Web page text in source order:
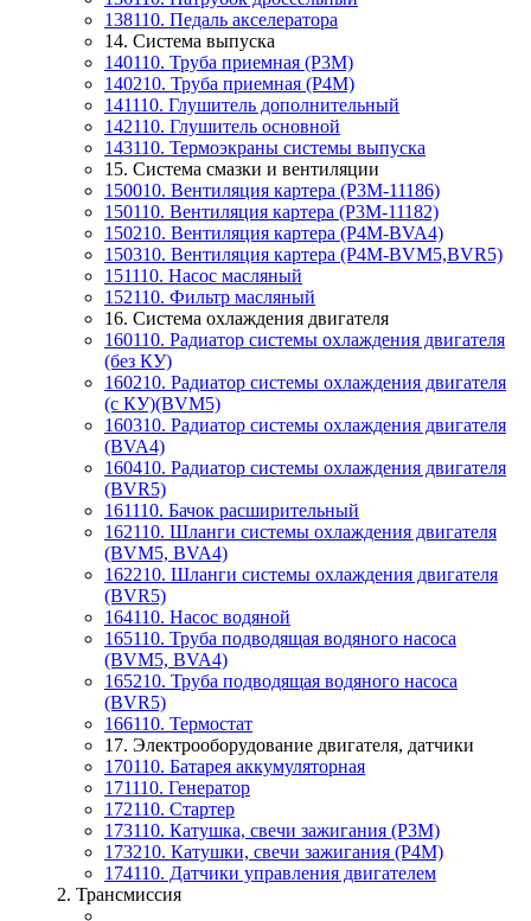
138110. Педаль акселератора
14. Система выпуска
140110. Труба приемная (P3M)
140210. Труба приемная (P4M)
141110. Глушитель дополнительный
142110. Глушитель основной
143110. Термоэкраны системы выпуска
15. Система смазки и вентиляции
150010. Вентиляция картера (P3M-11186)
150110. Вентиляция картера (P3M-11182)
150210. Вентиляция картера (P4M-BVA4)
150310. Вентиляция картера (P4M-BVM5,BVR5)
151110. Насос масляный
152110. Фильтр масляный
16. Система охлаждения двигателя
160110. Радиатор системы охлаждения двигателя
(без КУ)
160210. Радиатор системы охлаждения двигателя
(с КУ)(BVM5)
160310. Радиатор системы охлаждения двигателя
(BVA4)
160410. Радиатор системы охлаждения двигателя
(BVR5)
161110. Бачок расширительный
162110. Шланги системы охлаждения двигателя
(BVM5, BVA4)
162210. Шланги системы охлаждения двигателя
(BVR5)
164110. Насос водяной
165110. Труба подводящая водяного насоса
(BVM5, BVA4)
165210. Труба подводящая водяного насоса
(BVR5)
166110. Термостат
17. Электрооборудование двигателя, датчики
170110. Батарея аккумуляторная
171110. Генератор
172110. Стартер
173110. Катушка, свечи зажигания (P3M)
173210. Катушки, свечи зажигания (P4M)
174110. Датчики управления двигателем
2. Трансмиссия